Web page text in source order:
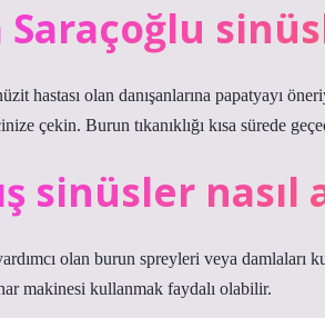
hastası olan danışanlarına papatyayı
çekin. Burun tıkanıklığı kısa sürede
sinüsler nasıl
olan burun spreyleri veya damlaları
makinesi kullanmak faydalı olabilir.